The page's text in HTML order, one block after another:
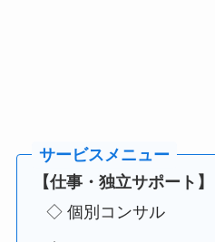
【仕事・独立サポート】
◇ 個別コンサル